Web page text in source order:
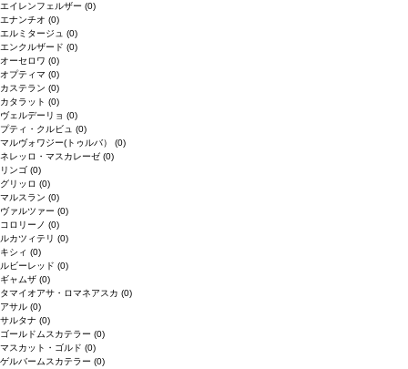
エイレンフェルザー (0)
エナンチオ (0)
エルミタージュ (0)
エンクルザード (0)
オーセロワ (0)
オプティマ (0)
カステラン (0)
カタラット (0)
ヴェルデーリョ (0)
プティ・クルビュ (0)
マルヴォワジー(トゥルバ） (0)
ネレッロ・マスカレーゼ (0)
リンゴ (0)
グリッロ (0)
マルスラン (0)
ヴァルツァー (0)
コロリーノ (0)
ルカツィテリ (0)
キシィ (0)
ルビーレッド (0)
ギャムザ (0)
タマイオアサ・ロマネアスカ (0)
アサル (0)
サルタナ (0)
ゴールドムスカテラー (0)
マスカット・ゴルド (0)
ゲルバームスカテラー (0)